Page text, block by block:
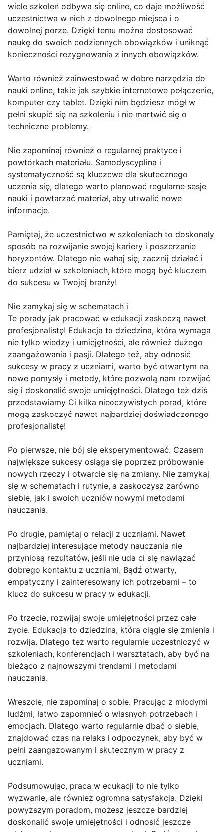
wiele szkoleń odbywa się online, co daje możliwość
uczestnictwa w nich z dowolnego miejsca i o
dowolnej porze. Dzięki temu można dostosować
naukę do swoich codziennych obowiązków i uniknąć
konieczności rezygnowania z innych obowiązków.
Warto również zainwestować w dobre narzędzia do
nauki online, takie jak szybkie internetowe połączenie,
komputer czy tablet. Dzięki nim będziesz mógł w
pełni skupić się na szkoleniu i nie martwić się o
techniczne problemy.
Nie zapominaj również o regularnej praktyce i
powtórkach materiału. Samodyscyplina i
systematyczność są kluczowe dla skutecznego
uczenia się, dlatego warto planować regularne sesje
nauki i powtarzać materiał, aby utrwalić nowe
informacje.
Pamiętaj, że uczestnictwo w szkoleniach to doskonały
sposób na rozwijanie swojej kariery i poszerzanie
horyzontów. Dlatego nie wahaj się, zacznij działać i
bierz udział w szkoleniach, które mogą być kluczem
do sukcesu w Twojej branży!
Nie zamykaj się w schematach i
Te porady jak pracować w edukacji zaskoczą nawet
profesjonalistę! Edukacja to dziedzina, która wymaga
nie tylko wiedzy i umiejętności, ale również dużego
zaangażowania i pasji. Dlatego też, aby odnosić
sukcesy w pracy z uczniami, warto być otwartym na
nowe pomysły i metody, które pozwolą nam rozwijać
się i doskonalić swoje umiejętności. Dlatego też dziś
przedstawiamy Ci kilka nieoczywistych porad, które
mogą zaskoczyć nawet najbardziej doświadczonego
profesjonalistę!
Po pierwsze, nie bój się eksperymentować. Czasem
największe sukcesy osiąga się poprzez próbowanie
nowych rzeczy i otwarcie się na zmiany. Nie zamykaj
się w schematach i rutynie, a zaskoczysz zarówno
siebie, jak i swoich uczniów nowymi metodami
nauczania.
Po drugie, pamiętaj o relacji z uczniami. Nawet
najbardziej interesujące metody nauczania nie
przyniosą rezultatów, jeśli nie uda ci się nawiązać
dobrego kontaktu z uczniami. Bądź otwarty,
empatyczny i zainteresowany ich potrzebami – to
klucz do sukcesu w pracy w edukacji.
Po trzecie, rozwijaj swoje umiejętności przez całe
życie. Edukacja to dziedzina, która ciągle się zmienia i
rozwija. Dlatego też warto regularnie uczestniczyć w
szkoleniach, konferencjach i warsztatach, aby być na
bieżąco z najnowszymi trendami i metodami
nauczania.
Wreszcie, nie zapominaj o sobie. Pracując z młodymi
ludźmi, łatwo zapomnieć o własnych potrzebach i
emocjach. Dlatego warto regularnie dbać o siebie,
znajdować czas na relaks i odpoczynek, aby być w
pełni zaangażowanym i skutecznym w pracy z
uczniami.
Podsumowując, praca w edukacji to nie tylko
wyzwanie, ale również ogromna satysfakcja. Dzięki
powyższym poradom, możesz jeszcze bardziej
doskonalić swoje umiejętności i odnosić jeszcze